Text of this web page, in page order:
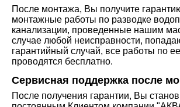
После монтажа, Вы получите
монтажные работы по разводке
канализации, проведенные нашим
случае любой неисправности,
гарантийный случай, все работы по
проводятся бесплатно.
Сервисная поддержка после
После получения гарантии, Вы